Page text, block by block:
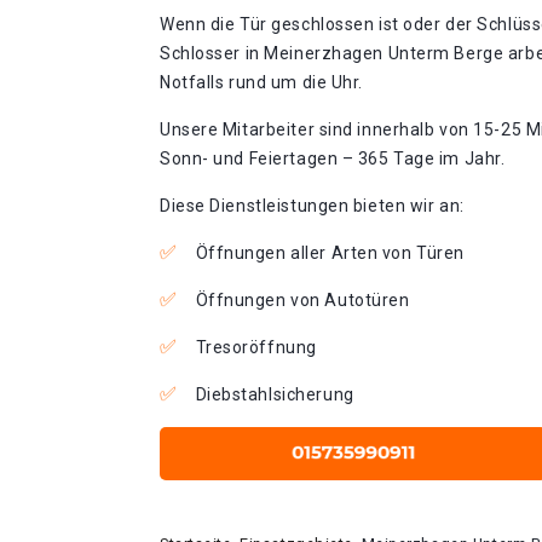
Wenn die Tür geschlossen ist oder der
Schlosser in Meinerzhagen Unterm Berge
Notfalls rund um die Uhr.
Unsere Mitarbeiter sind innerhalb von 15-25
Sonn- und Feiertagen – 365 Tage im Jahr.
Diese Dienstleistungen bieten wir an:
Öffnungen aller Arten von Türen
Öffnungen von Autotüren
Tresoröffnung
Diebstahlsicherung